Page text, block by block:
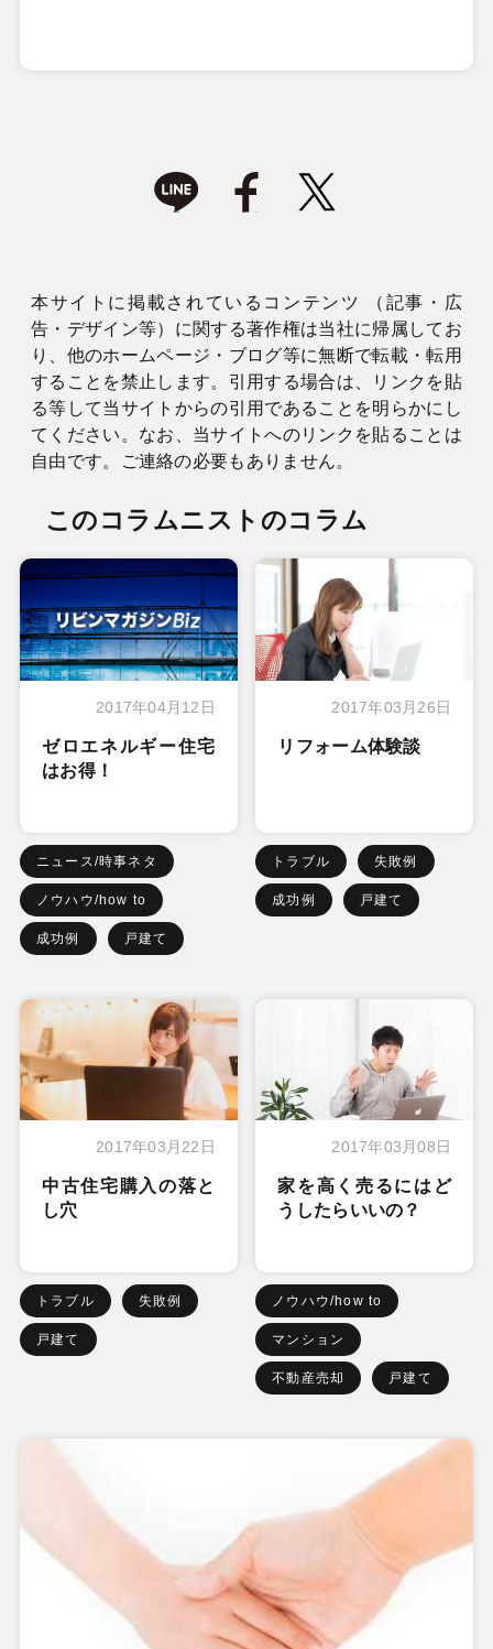
本サイトに掲載されているコンテンツ （記事・広
告・デザイン等）に関する著作権は当社に帰属してお
り、他のホームページ・ブログ等に無断で転載・転用
することを禁止します。引用する場合は、リンクを貼
る等して当サイトからの引用であることを明らかにし
てください。なお、当サイトへのリンクを貼ることは
自由です。ご連絡の必要もありません。
このコラムニストのコラム
2017年04月12日
ゼロエネルギー住宅
はお得！
ニュース/時事ネタ
ノウハウ/how to
成功例 戸建て
2017年03月26日
リフォーム体験談
トラブル 失敗例
成功例 戸建て
2017年03月22日
中古住宅購入の落と
し穴
トラブル 失敗例
戸建て
2017年03月08日
家を高く売るにはど
うしたらいいの？
ノウハウ/how to
マンション
不動産売却 戸建て